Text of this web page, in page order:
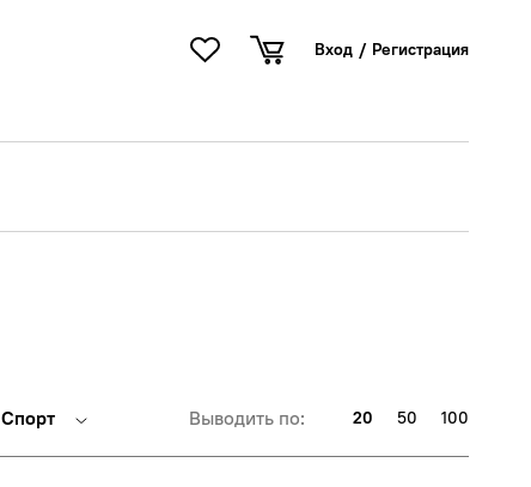
Вход / Регистрация
Спорт Выводить по: 20 50 100